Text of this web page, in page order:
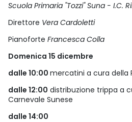
Scuola Primaria "Tozzi" Suna - I.C.
Direttore Vera Cardoletti
Pianoforte Francesca Colla
Domenica 15 dicembre
dalle 10:00 mercatini a cura della
dalle 12:00 distribuzione trippa a
Carnevale Sunese
dalle 14:00